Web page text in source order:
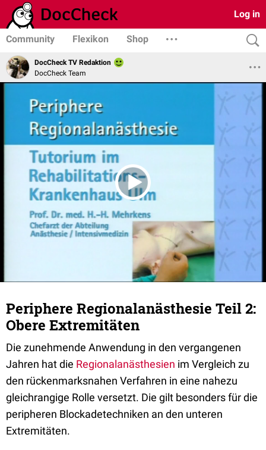
Log in
Community Flexikon Shop
DocCheck TV Redaktion
DocCheck Team
Periphere Regionalanästhesie Teil 2:
Obere Extremitäten
Die zunehmende Anwendung in den vergangenen
Jahren hat die Regionalanästhesien im Vergleich zu
den rückenmarksnahen Verfahren in eine nahezu
gleichrangige Rolle versetzt. Die gilt besonders für die
peripheren Blockadetechniken an den unteren
Extremitäten.